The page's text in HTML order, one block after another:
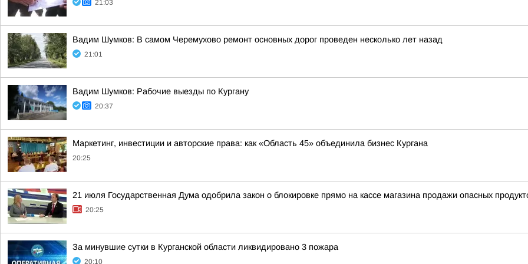
21:03
Вадим Шумков: В самом Черемухово ремонт основных дорог проведен несколько лет назад
21:01
Вадим Шумков: Рабочие выезды по Кургану
20:37
Маркетинг, инвестиции и авторские права: как «Область 45» объединила бизнес Кургана
20:25
21 июля Государственная Дума одобрила закон о блокировке прямо на кассе магазина продажи опасных
20:25
За минувшие сутки в Курганской области ликвидировано 3 пожара
20:10